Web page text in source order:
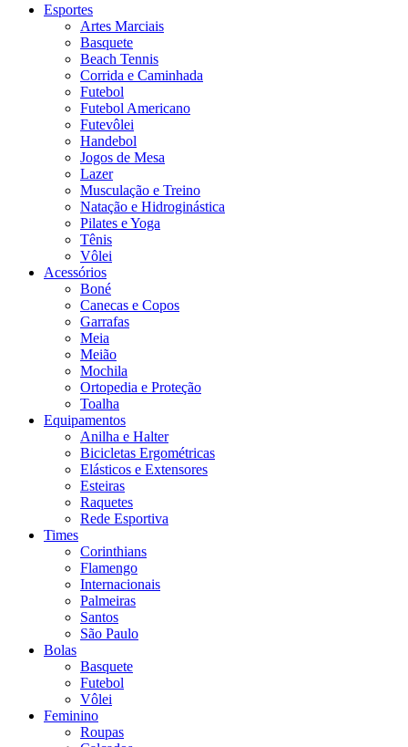
Esportes
Artes Marciais
Basquete
Beach Tennis
Corrida e Caminhada
Futebol
Futebol Americano
Futevôlei
Handebol
Jogos de Mesa
Lazer
Musculação e Treino
Natação e Hidroginástica
Pilates e Yoga
Tênis
Vôlei
Acessórios
Boné
Canecas e Copos
Garrafas
Meia
Meião
Mochila
Ortopedia e Proteção
Toalha
Equipamentos
Anilha e Halter
Bicicletas Ergométricas
Elásticos e Extensores
Esteiras
Raquetes
Rede Esportiva
Times
Corinthians
Flamengo
Internacionais
Palmeiras
Santos
São Paulo
Bolas
Basquete
Futebol
Vôlei
Feminino
Roupas